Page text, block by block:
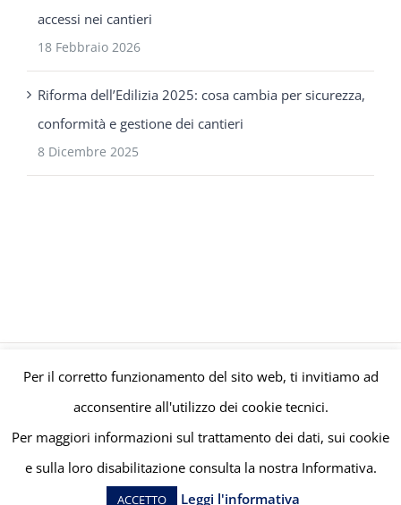
accessi nei cantieri
18 Febbraio 2026
Riforma dell’Edilizia 2025: cosa cambia per sicurezza,
conformità e gestione dei cantieri
8 Dicembre 2025
© Gruppo Polaris P.IVA C.F. Iscriz. CCIAA 08671820010 |Privacy e
Cookie Policy | Powered bymeltingmedia.it
FacebookLinkedInYouTube
Per il corretto funzionamento del sito web, ti invitiamo ad
acconsentire all'utilizzo dei cookie tecnici.
Per maggiori informazioni sul trattamento dei dati, sui cookie
e sulla loro disabilitazione consulta la nostra Informativa.
ACCETTO Leggi l'informativa